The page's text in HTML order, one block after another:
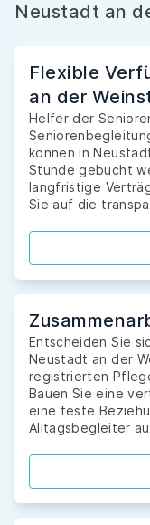
Neustadt an
Flexible
an der
Helfer der
können in
Stunde gebucht
langfristige
Sie auf die
Entscheiden Sie
Neustadt an der
registrierten
Bauen Sie eine
eine feste
Alltagsbegleiter